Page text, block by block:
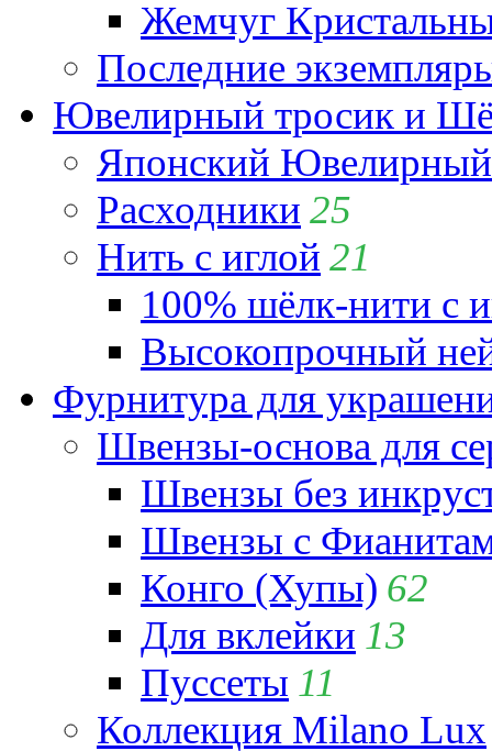
Жемчуг
Последние
Ювелирный тросик и
Японский
Расходники 25
Нить с иглой 21
100% шёлк-нити с
Высокопрочный
Фурнитура для
Швензы-основа для
Швензы без
Швензы с
Конго (Хупы) 62
Для вклейки 13
Пуссеты 11
Коллекция Milano Lux